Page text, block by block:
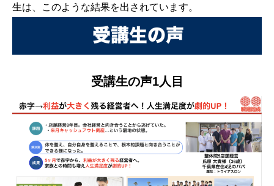
生は、このような結果を出されています。
受講生の声1人目